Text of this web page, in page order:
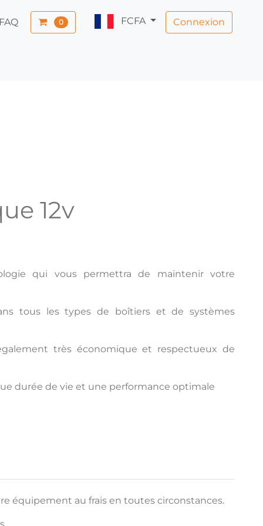
FAQ 0 FCFA Connexion
12v
qui vous permettra de maintenir votre
tous les types de boîtiers et de systèmes
très économique et respectueux de
durée de vie et une performance optimale
équipement au frais en toutes circonstances.